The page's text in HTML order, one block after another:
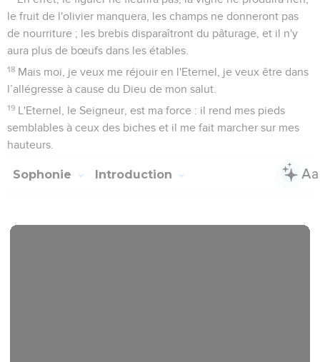
le fruit de l'olivier manquera, les champs ne donneront pas
de nourriture ; les brebis disparaîtront du pâturage, et il n'y
aura plus de bœufs dans les étables.
18 Mais moi, je veux me réjouir en l'Eternel, je veux être dans
l’allégresse à cause du Dieu de mon salut.
19 L'Eternel, le Seigneur, est ma force : il rend mes pieds
semblables à ceux des biches et il me fait marcher sur mes
hauteurs.
Sophonie Introduction